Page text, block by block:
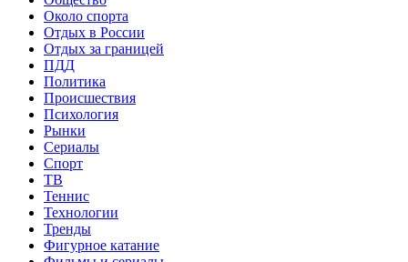
Около спорта
Отдых в России
Отдых за границей
ПДД
Политика
Происшествия
Психология
Рынки
Сериалы
Спорт
ТВ
Теннис
Технологии
Тренды
Фигурное катание